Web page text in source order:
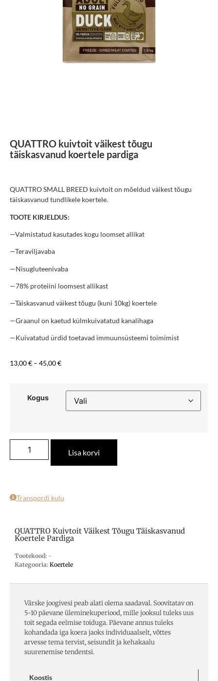
QUATTRO kuivtoit väikest tõugu
täiskasvanud koertele pardiga
QUATTRO SMALL BREED kuivtoit on mõeldud väikest tõugu
täiskasvanud tundlikele koertele.
TOOTE KIRJELDUS:
—Valmistatud kasutades kogu loomset allikat
—Teraviljavaba
—Nisugluteenivaba
—78% proteiini loomsest allikast
—Täiskasvanud väikest tõugu (kuni 10kg) koertele
—Graanul on kaetud külmkuivatatud kanalihaga
—Kuivatatud ürdid toetavad immuunsüsteemi toimimist
13,00€ – 45,00€
Kogus
Lisa korvi
Transpordi kulu
QUATTRO Kuivtoit Väikest Tõugu Täiskasvanud
Koertele Pardiga
Tootekood: -
Kategooria: Koertele
Värske joogivesi peab alati olema saadaval. Soovitatav on
5-10 päevane üleminekuperiood, mille jooksul tuleks uus
toit segada eelmise toiduga. Päevane annus tuleks
kohandada iga koera jaoks individuaalselt, võttes
arvesse tema tervist, seisundit ja kehakaalu
suurenemise tendentsi.
Koostis